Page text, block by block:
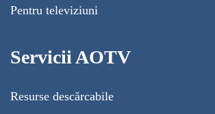
Pentru televiziuni
Servicii AOTV
Resurse descărcabile